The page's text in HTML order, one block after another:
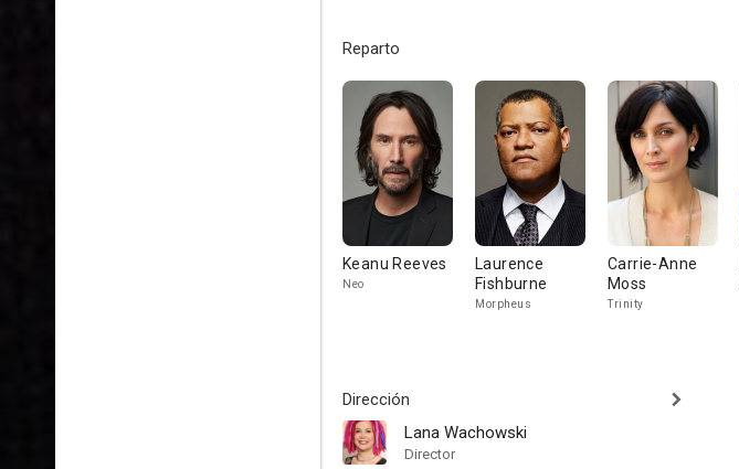
Reparto
Keanu Reeves
Neo
Laurence
Fishburne
Morpheus
Carrie-Anne
Moss
Trinity
Dirección
Lana Wachowski
Director